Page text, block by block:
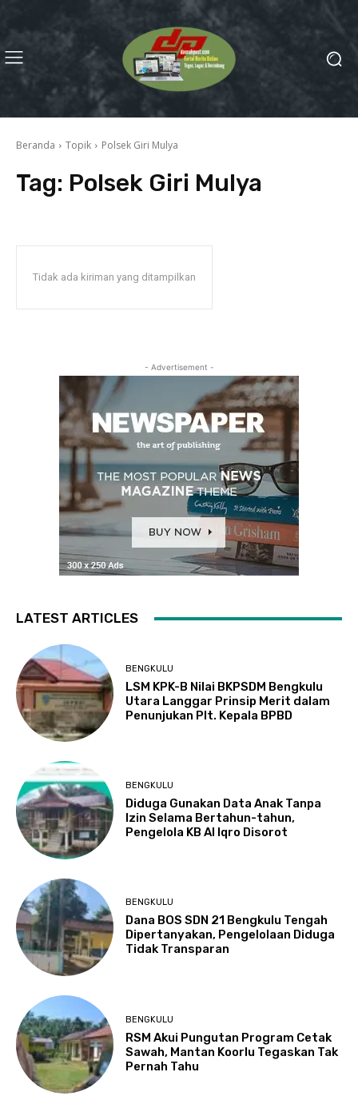
Beranda Topik Polsek Giri Mulya
Tag: Polsek Giri Mulya
Tidak ada kiriman yang ditampilkan
- Advertisement -
LATEST ARTICLES
BENGKULU
LSM KPK-B Nilai BKPSDM Bengkulu
Utara Langgar Prinsip Merit dalam
Penunjukan Plt. Kepala BPBD
BENGKULU
Diduga Gunakan Data Anak Tanpa
Izin Selama Bertahun-tahun,
Pengelola KB Al Iqro Disorot
BENGKULU
Dana BOS SDN 21 Bengkulu Tengah
Dipertanyakan, Pengelolaan Diduga
Tidak Transparan
BENGKULU
RSM Akui Pungutan Program Cetak
Sawah, Mantan Koorlu Tegaskan Tak
Pernah Tahu